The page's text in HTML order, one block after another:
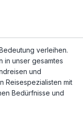
verleihen.
in unser gesamtes
und
Reisespezialisten mit
Bedürfnisse und